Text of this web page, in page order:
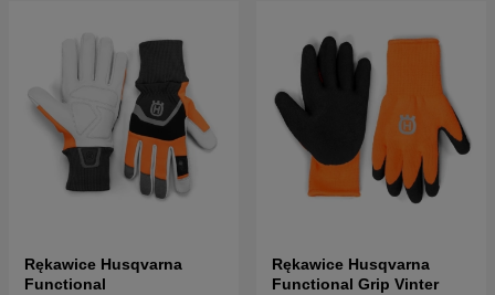
Rękawice Husqvarna
Functional
Rękawice Husqvarna
Functional Grip Vinter